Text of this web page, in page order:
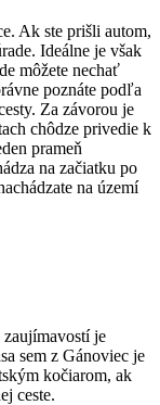
Ak ste prišli autom,
Ideálne je však
môžete nechať
poznáte podľa
Za závorou je
chôdze privedie k
prameň
na začiatku po
na území
je
sem z Gánoviec je
kočiarom, ak
ceste.